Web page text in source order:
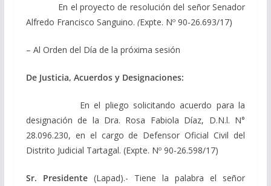
En el proyecto de resolución del señor Senador
Alfredo Francisco Sanguino. (Expte. Nº 90-26.693/17)
– Al Orden del Día de la próxima sesión
De Justicia, Acuerdos y Designaciones:
En el pliego solicitando acuerdo para la
designación de la Dra. Rosa Fabiola Díaz, D.N.l. N°
28.096.230, en el cargo de Defensor Oficial Civil del
Distrito Judicial Tartagal. (Expte. Nº 90-26.598/17)
Sr. Presidente(Lapad).- Tiene la palabra el señor